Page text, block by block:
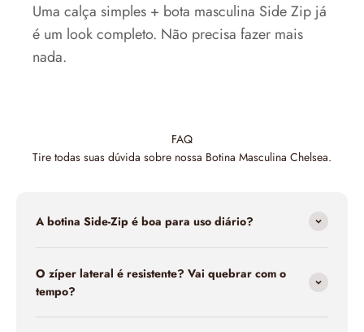
Uma calça simples + bota masculina Side Zip já
é um look completo. Não precisa fazer mais
nada.
FAQ
Tire todas suas dúvida sobre nossa Botina Masculina Chelsea.
A botina Side-Zip é boa para uso diário?
O zíper lateral é resistente? Vai quebrar com o
tempo?